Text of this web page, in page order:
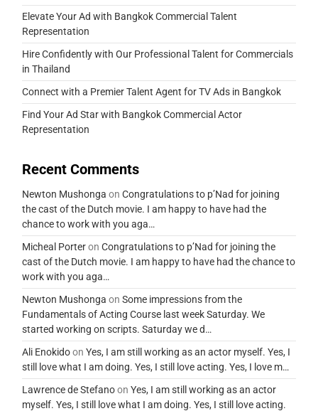
Elevate Your Ad with Bangkok Commercial Talent
Representation
Hire Confidently with Our Professional Talent for Commercials
in Thailand
Connect with a Premier Talent Agent for TV Ads in Bangkok
Find Your Ad Star with Bangkok Commercial Actor
Representation
Recent Comments
Newton Mushonga onCongratulations to p’Nad for joining
the cast of the Dutch movie. I am happy to have had the
chance to work with you aga…
Micheal PorteronCongratulations to p’Nad for joining the
cast of the Dutch movie. I am happy to have had the chance to
work with you aga…
Newton Mushonga onSome impressions from the
Fundamentals of Acting Course last week Saturday. We
started working on scripts. Saturday we d…
Ali EnokidoonYes, I am still working as an actor myself. Yes, I
still love what I am doing. Yes, I still love acting. Yes, I love m…
Lawrence de StefanoonYes, I am still working as an actor
myself. Yes, I still love what I am doing. Yes, I still love acting.